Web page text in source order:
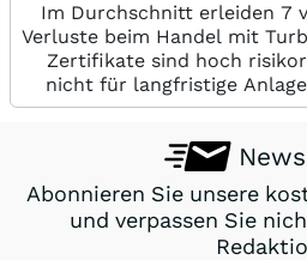
Im Durchschnitt erleiden 7
Verluste beim Handel mit
Zertifikate sind hoch
nicht für langfristige
Abonnieren Sie unsere
und verpassen Sie